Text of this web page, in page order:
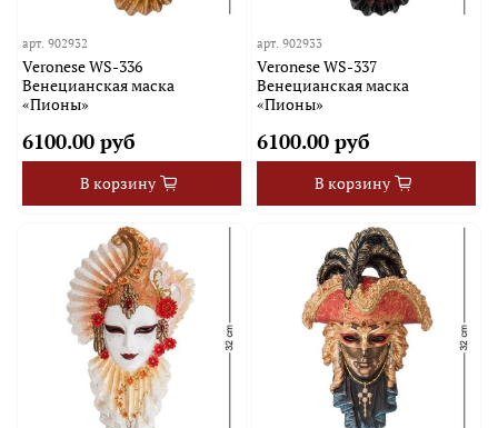
арт.902932
Veronese WS-336
Венецианская маска
«Пионы»
6100.00 руб
В корзину
арт. 902933
Veronese WS-337
Венецианская маска
«Пионы»
6100.00 руб
В корзину